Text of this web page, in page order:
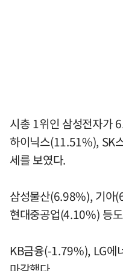
시총 1위인 삼성전자가
하이닉스(11.51%), SK
세를 보였다.
삼성물산(6.98%), 기
현대중공업(4.10%) 등
KB금융(-1.79%), LG에